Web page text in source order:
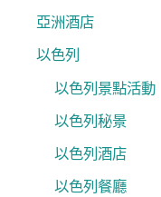
亞洲酒店
以色列
以色列景點活動
以色列秘景
以色列酒店
以色列餐廳